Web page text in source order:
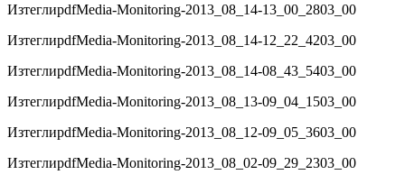
ИзтеглиpdfMedia-Monitoring-2013_08_14-13_00_2803_00
ИзтеглиpdfMedia-Monitoring-2013_08_14-12_22_4203_00
ИзтеглиpdfMedia-Monitoring-2013_08_14-08_43_5403_00
ИзтеглиpdfMedia-Monitoring-2013_08_13-09_04_1503_00
ИзтеглиpdfMedia-Monitoring-2013_08_12-09_05_3603_00
ИзтеглиpdfMedia-Monitoring-2013_08_02-09_29_2303_00